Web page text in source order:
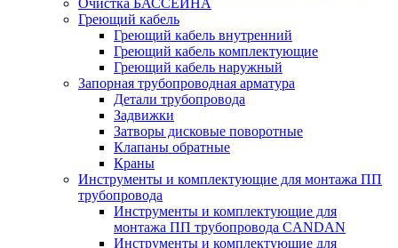
Очистка БАССЕЙНА
Греющий кабель
Греющий кабель внутренний
Греющий кабель комплектующие
Греющий кабель наружный
Запорная трубопроводная арматура
Детали трубопровода
Задвижки
Затворы дисковые поворотные
Клапаны обратные
Краны
Инструменты и комплектующие для монтажа ПП
трубопровода
Инструменты и комплектующие для
монтажа ПП трубопровода CANDAN
Инструменты и комплектующие для